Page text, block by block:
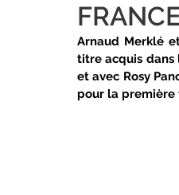
Arnaud Merklé
titre acquis dans
et avec Rosy
pour la première